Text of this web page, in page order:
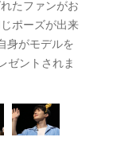
たファンがお
ポーズが出来
身がモデルを
ゼントされま